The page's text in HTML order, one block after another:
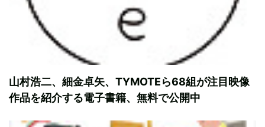
山村浩二、細金卓矢、TYMOTEら68組が注目映像
作品を紹介する電子書籍、無料で公開中